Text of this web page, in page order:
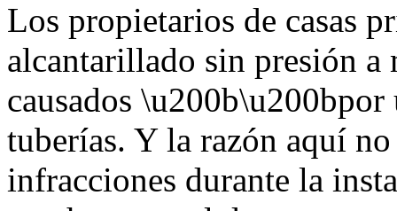
Los propietarios de casas
alcantarillado sin presión a
causados
tuberías. Y la razón aquí
infracciones durante la